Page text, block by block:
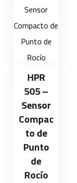
HPR
505 –
Sensor
Compac
to de
Punto
de
Rocío